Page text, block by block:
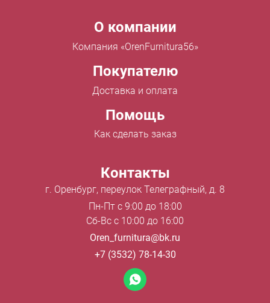
Menu footerО компании
Компания «OrenFurnitura56»
Покупателю
Доставка и оплата
Помощь
Как сделать заказ
Контакты
г. Оренбург, переулок Телеграфный, д. 8
Пн-Пт с 9:00 до 18:00
Сб-Вс с 10:00 до 16:00
Oren_furnitura@bk.ru
+7 (3532) 78-14-30